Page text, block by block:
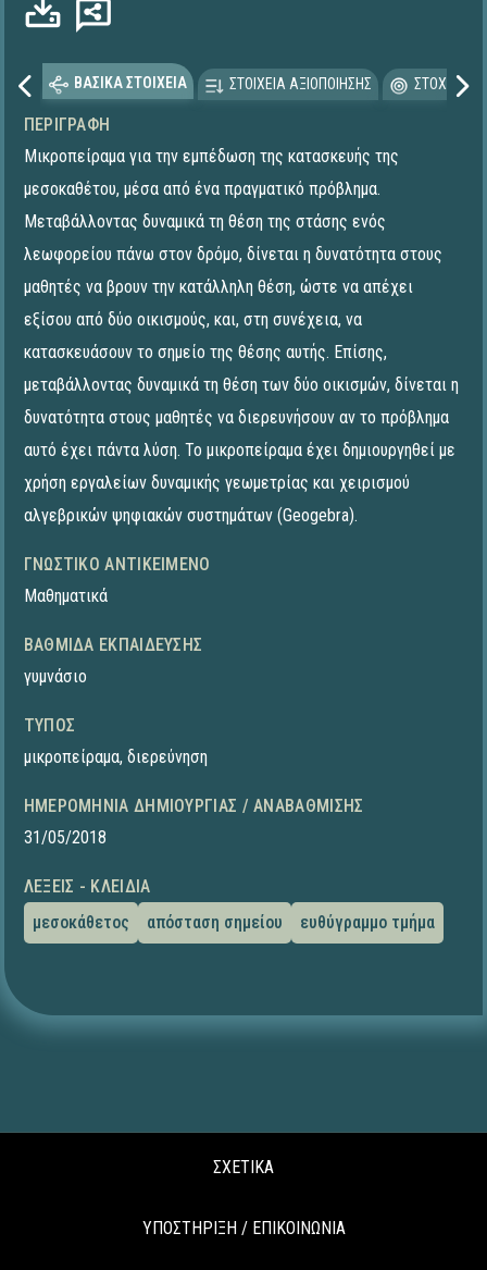
ΒΑΣΙΚΑ ΣΤΟΙΧΕΙΑ ΣΤΟΙΧΕΙΑ ΑΞΙΟΠΟΙΗΣΗΣ
ΠΕΡΙΓΡΑΦΉ
Μικροπείραμα για την εμπέδωση της κατασκευής της
μεσοκαθέτου, μέσα από ένα πραγματικό πρόβλημα.
Μεταβάλλοντας δυναμικά τη θέση της στάσης ενός
λεωφορείου πάνω στον δρόμο, δίνεται η δυνατότητα στους
μαθητές να βρουν την κατάλληλη θέση, ώστε να απέχει
εξίσου από δύο οικισμούς, και, στη συνέχεια, να
κατασκευάσουν το σημείο της θέσης αυτής. Επίσης,
μεταβάλλοντας δυναμικά τη θέση των δύο οικισμών, δίνεται η
δυνατότητα στους μαθητές να διερευνήσουν αν το πρόβλημα
αυτό έχει πάντα λύση. To μικροπείραμα έχει δημιουργηθεί με
χρήση εργαλείων δυναμικής γεωμετρίας και χειρισμού
αλγεβρικών ψηφιακών συστημάτων (Geogebra).
ΓΝΩΣΤΙΚΌ ΑΝΤΙΚΕΊΜΕΝΟ
Μαθηματικά
ΒΑΘΜΊΔΑ ΕΚΠΑΊΔΕΥΣΗΣ
γυμνάσιο
ΤΎΠΟΣ
μικροπείραμα, διερεύνηση
ΗΜΕΡΟΜΗΝΊΑ ΔΗΜΙΟΥΡΓΊΑΣ / ΑΝΑΒΆΘΜΙΣΗΣ
31/05/2018
ΛΈΞΕΙΣ - ΚΛΕΙΔΙΆ
μεσοκάθετος
απόσταση σημείου ευθύγραμμο τμήμα
ΣΧΕΤΙΚΑ
ΥΠΟΣΤΗΡΙΞΗ / ΕΠΙΚΟΙΝΩΝΙΑ